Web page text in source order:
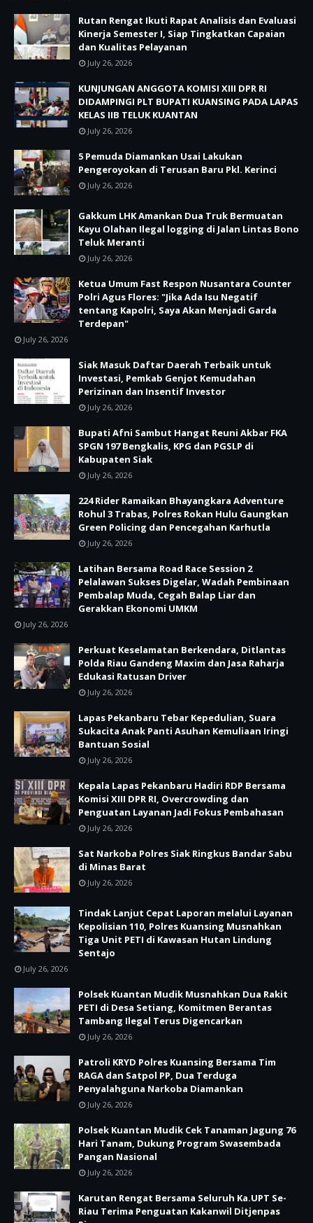
Rutan Rengat Ikuti Rapat Analisis dan Evaluasi
Kinerja Semester I, Siap Tingkatkan Capaian
dan Kualitas Pelayanan
July 26, 2026
KUNJUNGAN ANGGOTA KOMISI XIII DPR RI
DIDAMPINGI PLT BUPATI KUANSING PADA LAPAS
KELAS IIB TELUK KUANTAN
July 26, 2026
5 Pemuda Diamankan Usai Lakukan
Pengeroyokan di Terusan Baru Pkl. Kerinci
July 26, 2026
Gakkum LHK Amankan Dua Truk Bermuatan
Kayu Olahan Ilegal logging di Jalan Lintas Bono
Teluk Meranti
July 26, 2026
Ketua Umum Fast Respon Nusantara Counter
Polri Agus Flores: "Jika Ada Isu Negatif
tentang Kapolri, Saya Akan Menjadi Garda
Terdepan"
July 26, 2026
Siak Masuk Daftar Daerah Terbaik untuk
Investasi, Pemkab Genjot Kemudahan
Perizinan dan Insentif Investor
July 26, 2026
Bupati Afni Sambut Hangat Reuni Akbar FKA
SPGN 197 Bengkalis, KPG dan PGSLP di
Kabupaten Siak
July 26, 2026
224 Rider Ramaikan Bhayangkara Adventure
Rohul 3 Trabas, Polres Rokan Hulu Gaungkan
Green Policing dan Pencegahan Karhutla
July 26, 2026
Latihan Bersama Road Race Session 2
Pelalawan Sukses Digelar, Wadah Pembinaan
Pembalap Muda, Cegah Balap Liar dan
Gerakkan Ekonomi UMKM
July 26, 2026
Perkuat Keselamatan Berkendara, Ditlantas
Polda Riau Gandeng Maxim dan Jasa Raharja
Edukasi Ratusan Driver
July 26, 2026
Lapas Pekanbaru Tebar Kepedulian, Suara
Sukacita Anak Panti Asuhan Kemuliaan Iringi
Bantuan Sosial
July 26, 2026
Kepala Lapas Pekanbaru Hadiri RDP Bersama
Komisi XIII DPR RI, Overcrowding dan
Penguatan Layanan Jadi Fokus Pembahasan
July 26, 2026
Sat Narkoba Polres Siak Ringkus Bandar Sabu
di Minas Barat
July 26, 2026
Tindak Lanjut Cepat Laporan melalui Layanan
Kepolisian 110, Polres Kuansing Musnahkan
Tiga Unit PETI di Kawasan Hutan Lindung
Sentajo
July 26, 2026
Polsek Kuantan Mudik Musnahkan Dua Rakit
PETI di Desa Setiang, Komitmen Berantas
Tambang Ilegal Terus Digencarkan
July 26, 2026
Patroli KRYD Polres Kuansing Bersama Tim
RAGA dan Satpol PP, Dua Terduga
Penyalahguna Narkoba Diamankan
July 26, 2026
Polsek Kuantan Mudik Cek Tanaman Jagung 76
Hari Tanam, Dukung Program Swasembada
Pangan Nasional
July 26, 2026
Karutan Rengat Bersama Seluruh Ka.UPT Se-
Riau Terima Penguatan Kakanwil Ditjenpas